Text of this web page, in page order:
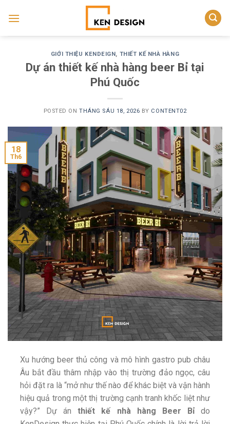
GIỚI THIỆU KENDEIGN, THIẾT KẾ NHÀ HÀNG
Dự án thiết kế nhà hàng beer Bỉ tại
Phú Quốc
POSTED ONTHÁNG SÁU 18, 2026 BY CONTENT02
18
Th6
Xu hướng beer thủ công và mô hình gastro pub châu
Âu bắt đầu thâm nhập vào thị trường đảo ngọc, câu
hỏi đặt ra là “mở như thế nào để khác biệt và vận hành
hiệu quả trong một thị trường cạnh tranh khốc liệt như
vậy?” Dự ánthiết kế nhà hàng Beer Bỉdo